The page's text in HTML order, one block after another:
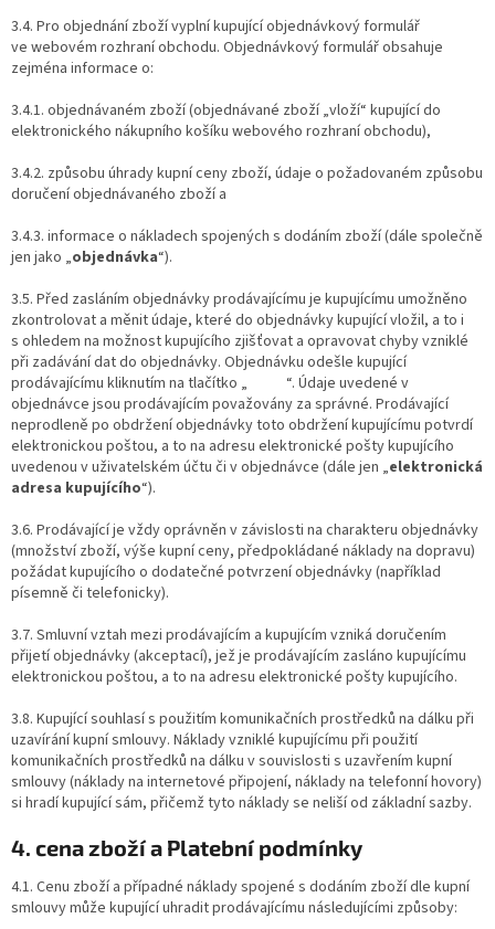
3.4. Pro objednání zboží vyplní kupující objednávkový formulář
ve webovém rozhraní obchodu. Objednávkový formulář obsahuje
zejména informace o:
3.4.1. objednávaném zboží (objednávané zboží „vloží“ kupující do
elektronického nákupního košíku webového rozhraní obchodu),
3.4.2. způsobu úhrady kupní ceny zboží, údaje o požadovaném způsobu
doručení objednávaného zboží a
3.4.3. informace o nákladech spojených s dodáním zboží (dále společně
jen jako „objednávka“).
3.5. Před zasláním objednávky prodávajícímu je kupujícímu umožněno
zkontrolovat a měnit údaje, které do objednávky kupující vložil, a to i
s ohledem na možnost kupujícího zjišťovat a opravovat chyby vzniklé
při zadávání dat do objednávky. Objednávku odešle kupující
prodávajícímu kliknutím na tlačítko „ “. Údaje uvedené v
objednávce jsou prodávajícím považovány za správné. Prodávající
neprodleně po obdržení objednávky toto obdržení kupujícímu potvrdí
elektronickou poštou, a to na adresu elektronické pošty kupujícího
uvedenou v uživatelském účtu či v objednávce (dále jen „elektronická
adresa kupujícího“).
3.6. Prodávající je vždy oprávněn v závislosti na charakteru objednávky
(množství zboží, výše kupní ceny, předpokládané náklady na dopravu)
požádat kupujícího o dodatečné potvrzení objednávky (například
písemně či telefonicky).
3.7. Smluvní vztah mezi prodávajícím a kupujícím vzniká doručením
přijetí objednávky (akceptací), jež je prodávajícím zasláno kupujícímu
elektronickou poštou, a to na adresu elektronické pošty kupujícího.
3.8. Kupující souhlasí s použitím komunikačních prostředků na dálku při
uzavírání kupní smlouvy. Náklady vzniklé kupujícímu při použití
komunikačních prostředků na dálku v souvislosti s uzavřením kupní
smlouvy (náklady na internetové připojení, náklady na telefonní hovory)
si hradí kupující sám, přičemž tyto náklady se neliší od základní sazby.
4. cena zboží a Platební podmínky
4.1. Cenu zboží a případné náklady spojené s dodáním zboží dle kupní
smlouvy může kupující uhradit prodávajícímu následujícími způsoby: